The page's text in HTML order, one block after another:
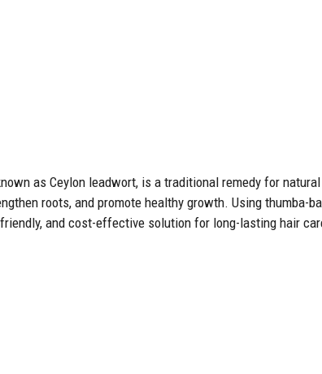
as Ceylon leadwort, is a traditional remedy for
roots, and promote healthy growth. Using thumba-
and cost-effective solution for long-lasting hair